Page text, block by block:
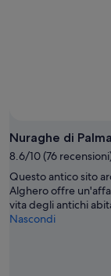
Nuraghe di
8.6/10 (76
Questo antico sito
Alghero offre
vita degli antichi
Nascondi